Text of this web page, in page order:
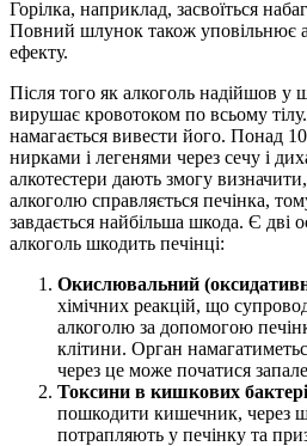
Горілка, наприклад, засвоїться
Повний шлунок також уповільнює
ефекту.
Після того як алкоголь надійшов у
вирушає кровотоком по всьому
намагається вивести його. Понад
нирками і легенями через сечу і
алкотестери дають змогу
алкоголю справляється печінка,
завдається найбільша шкода. Є дві
алкоголь шкодить печінці:
Окислювальний
хімічних реакцій, що
алкоголю за допомогою
клітини. Орган
через це може початися
Токсини в кишкових
пошкодити кишечник, через
потрапляють у печінку та